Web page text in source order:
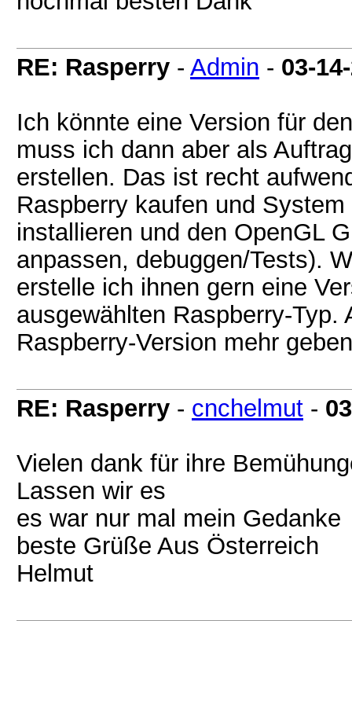
RE: Rasperry - Admin - 03-
Ich könnte eine Version für
muss ich dann aber als
erstellen. Das ist recht
Raspberry kaufen und
installieren und den OpenGL
anpassen, debuggen/Tests).
erstelle ich ihnen gern eine
ausgewählten Raspberry-
Raspberry-Version mehr
RE: Rasperry - cnchelmut -
Vielen dank für ihre
Lassen wir es
es war nur mal mein
beste Grüße Aus Österreich
Helmut